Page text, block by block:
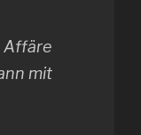
Affäre
mit